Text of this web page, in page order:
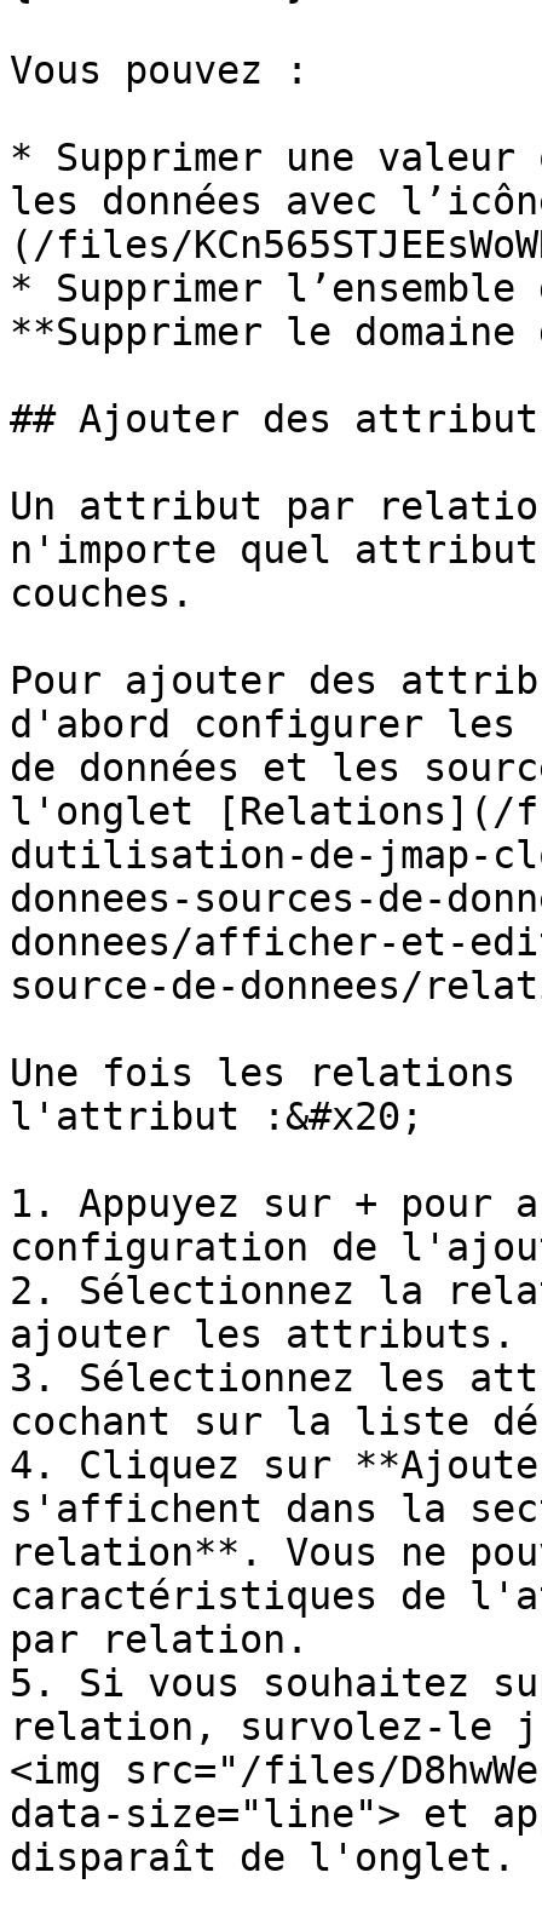
Vous pouvez :
* Supprimer une valeur
les données avec
(/files/
* Supprimer
**Supprimer le
## Ajouter des
Un attribut par
n'importe quel
couches.
Pour ajouter des
d'abord configurer
de données et les
l'onglet [Relations](/
dutilisation-de-jmap-
donnees-sources-de-
donnees/afficher-et-
source-de-donnees/
Une fois les relations
l'attribut :&#x20;
1. Appuyez sur +
configuration de
2. Sélectionnez la
ajouter les attributs.
3. Sélectionnez les
cochant sur la liste
4. Cliquez sur
s'affichent dans la
relation**. Vous ne
caractéristiques de
par relation.
5. Si vous souhaitez
relation, survolez-le
<img src="/files/
data-size="line"> et